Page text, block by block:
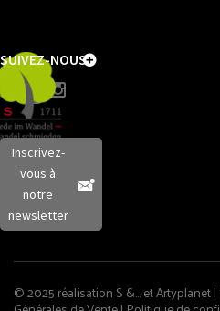
© 2025 réalisation S &… etArtyplanet|
SUIVEZ-NOUS
Inscrivez-
vous à
notre
newsletter